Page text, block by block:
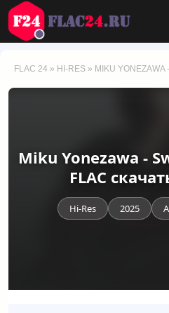
FLAC 24 » HI-RES » MIKU YONEZAWA
Miku Yonezawa -
FLAC
Hi-Res 2025